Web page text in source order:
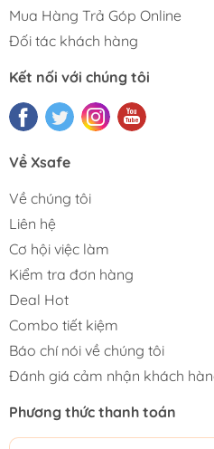
Mua Hàng Trả Góp Online
Đối tác khách hàng
Kết nối với chúng tôi
Về Xsafe
Về chúng tôi
Liên hệ
Cơ hội việc làm
Kiểm tra đơn hàng
Deal Hot
Combo tiết kiệm
Báo chí nói về chúng tôi
Đánh giá cảm nhận khách
Phương thức thanh toán